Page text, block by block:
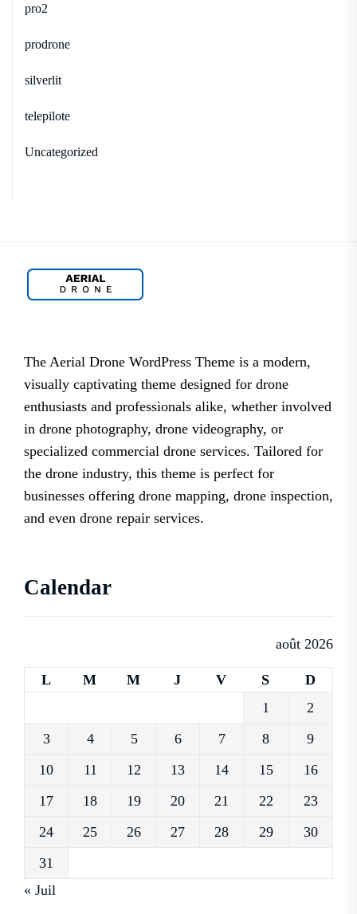
pro2
prodrone
silverlit
telepilote
Uncategorized
The Aerial Drone WordPress Theme is a modern,
visually captivating theme designed for drone
enthusiasts and professionals alike, whether involved
in drone photography, drone videography, or
specialized commercial drone services. Tailored for
the drone industry, this theme is perfect for
businesses offering drone mapping, drone inspection,
and even drone repair services.
Calendar
août 2026
L M M J V S
D
1
2
3
4 5 6 7 8
9
10
11 12 13 14 15
16
17
18 19 20 21 22
23
24
25 26 27 28 29
30
31
« Juil